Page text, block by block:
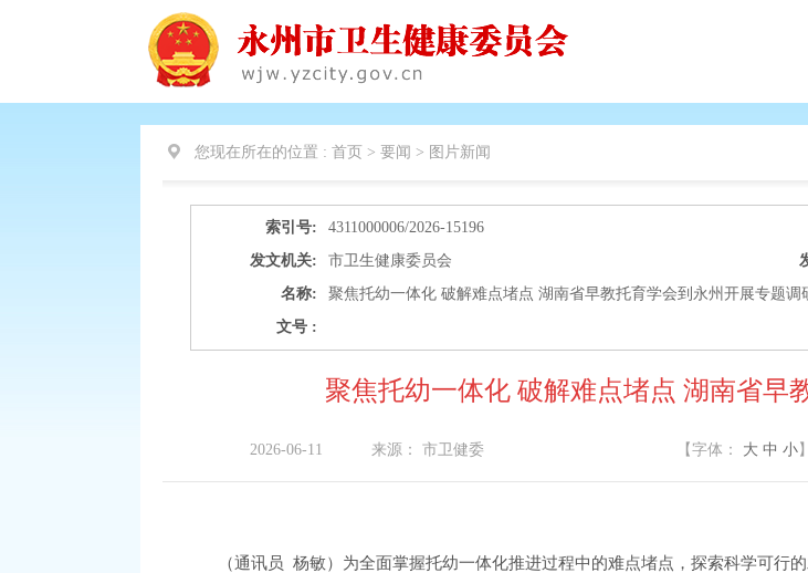
您现在所在的位置 : 首页 > 要闻 > 图片新闻
索引号: 4311000006/2026-15196
发文机关:
市卫生健康委员会
名称:
聚焦托幼一体化 破解难点堵点 湖南省早教托育学会到永州开展专题调
文号 :
聚焦托幼一体化 破解难点堵点 湖南省早
2026-06-11 来源： 市卫健委 【字体： 大 中 小】
（通讯员 杨敏）为全面掌握托幼一体化推进过程中的难点堵点，探索科学可行的